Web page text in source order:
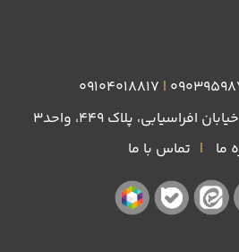
|
09104018817
افراسیابی، پلاک ۴۴۹، واحد3
ما | تماس با ما